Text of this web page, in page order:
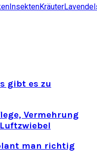
InsektenKräuterLavendel
gibt es zu
Vermehrung
man richtig